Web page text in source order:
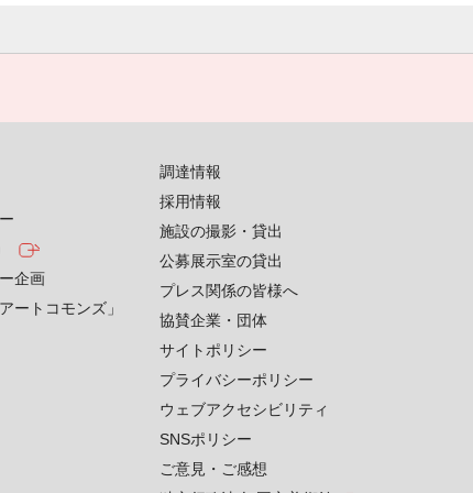
企画
ートコモンズ」
調達情報
採用情報
施設の撮影・貸出
公募展示室の貸出
プレス関係の皆様へ
協賛企業・団体
サイトポリシー
プライバシーポリシー
ウェブアクセシビリティ
SNSポリシー
ご意見・ご感想